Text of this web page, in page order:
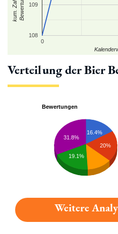
0
108
109
Verteilung der Bier
Bewertungen
16.4%
20%
31.8%
19.1%
Weitere